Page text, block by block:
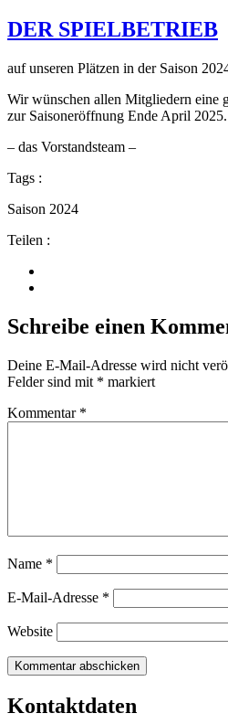
DER SPIELBETRIEB
auf unseren Plätzen in der Saison
Wir wünschen allen Mitgliedern eine
zur Saisoneröffnung Ende April 2025.
– das Vorstandsteam –
Tags :
Saison 2024
Teilen :
Schreibe einen
Deine E-Mail-Adresse wird nicht
Felder sind mit * markiert
Kommentar *
Name *
E-Mail-Adresse *
Website
Kontaktdaten